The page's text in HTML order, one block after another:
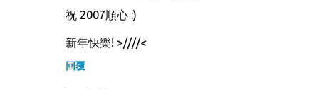
祝 2007順心 :)
新年快樂! >////<
回覆